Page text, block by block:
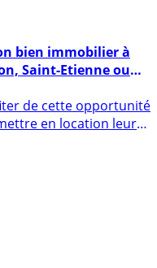
Saint-Etienne ou
?
de cette opportunité
en location leurs